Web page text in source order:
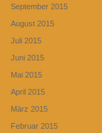
September 2015
August 2015
Juli 2015
Juni 2015
Mai 2015
April 2015
März 2015
Februar 2015